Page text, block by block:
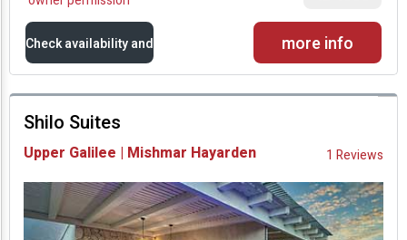
Check availability and
prices
Availability and
Prices
more info
Shilo Suites
Upper Galilee | Mishmar Hayarden 1 Reviews